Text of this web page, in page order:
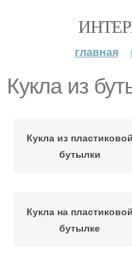
главная
Кукла из
Кукла из пластиковой
бутылки
Кукла на пластиковой
бутылке